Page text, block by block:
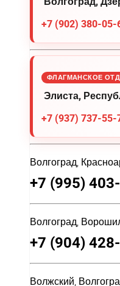
+7 (902) 380-05-
ФЛАГМАНСКОЕ
Элиста,
+7 (937) 737-55-
Волгоград,
+7 (995)
Волгоград,
+7 (904)
Волжский,